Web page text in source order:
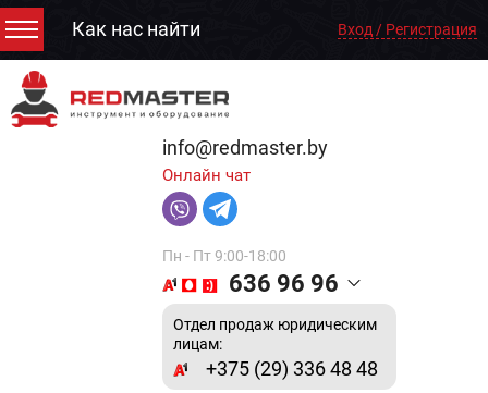
Как нас найти Вход / Регистрация
info@redmaster.by
Онлайн чат
Пн - Пт 9:00-18:00
636 96 96
Отдел продаж юридическим
лицам:
+375 (29) 336 48 48